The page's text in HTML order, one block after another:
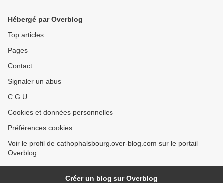
Hébergé par Overblog
Top articles
Pages
Contact
Signaler un abus
C.G.U.
Cookies et données personnelles
Préférences cookies
Voir le profil de cathophalsbourg.over-blog.com sur le portail
Overblog
Créer un blog sur Overblog